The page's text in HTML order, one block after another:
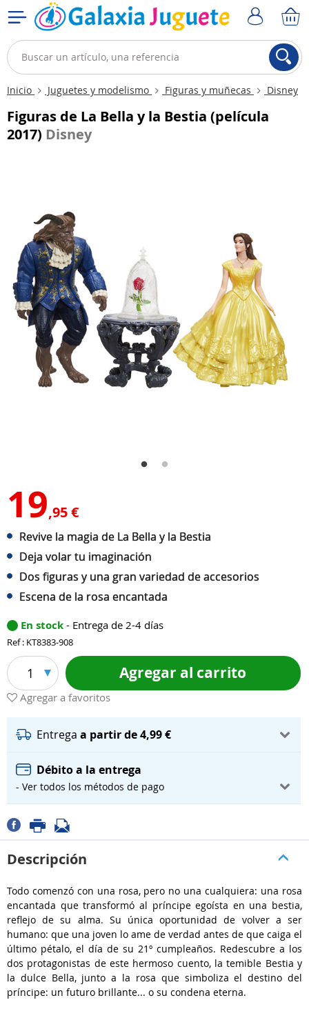
Inicio Juguetes y modelismo Figuras y muñecas Disney
Figuras de La Bella y la Bestia (película
2017) Disney
19,95 €
Revive la magia de La Bella y la Bestia
Deja volar tu imaginación
Dos figuras y una gran variedad de accesorios
Escena de la rosa encantada
En stock - Entrega de 2-4 días
Ref : KT8383-908
1 Agregar al carrito
Agregar a favoritos
Entrega a partir de 4,99 €
Débito a la entrega
- Ver todos los métodos de pago
Descripción
Todo comenzó con una rosa, pero no una cualquiera: una rosa
encantada que transformó al príncipe egoísta en una bestia,
reflejo de su alma. Su única oportunidad de volver a ser
humano: que una joven lo ame de verdad antes de que caiga el
último pétalo, el día de su 21º cumpleaños. Redescubre a los
dos protagonistas de este hermoso cuento, la temible Bestia y
la dulce Bella, junto a la rosa que simboliza el destino del
príncipe: un futuro brillante... o su condena eterna.